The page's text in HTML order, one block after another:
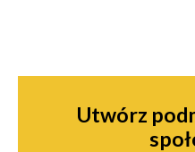
Utwórz